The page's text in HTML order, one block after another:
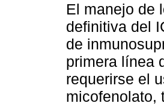
El manejo de
definitiva del
de
primera línea
requerirse el
micofenolato,